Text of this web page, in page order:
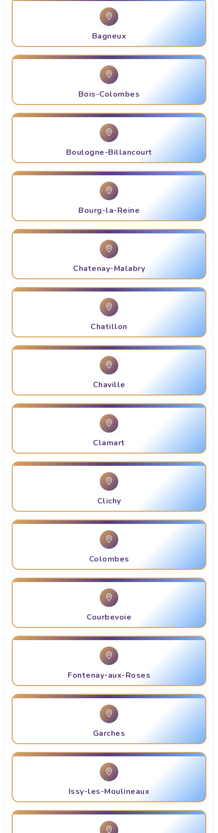
Bagneux
Bois-Colombes
Boulogne-Billancourt
Bourg-la-Reine
Chatenay-Malabry
Chatillon
Chaville
Clamart
Clichy
Colombes
Courbevoie
Fontenay-aux-Roses
Garches
Issy-les-Moulineaux